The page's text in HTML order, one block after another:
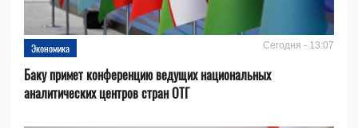
Экономика Сегодня - 13:07
Баку примет конференцию ведущих национальных
аналитических центров стран ОТГ